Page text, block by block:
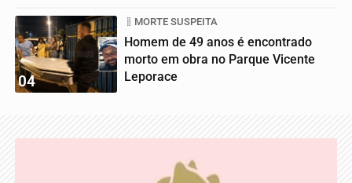
04
MORTE SUSPEITA
Homem de 49 anos é encontrado
morto em obra no Parque Vicente
Leporace